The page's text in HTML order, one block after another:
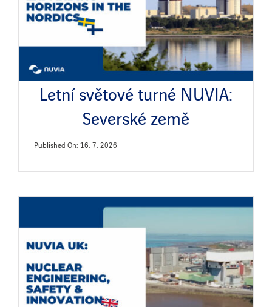
Letní světové turné NUVIA:
Severské země
Published On: 16. 7. 2026